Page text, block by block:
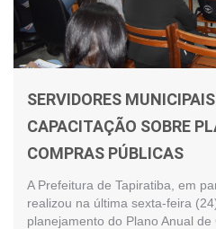
SERVIDORES
CAPACITAÇÃO SOBRE
COMPRAS PÚBLICAS
A Prefeitura de Tapiratiba, em
realizou na última sexta-feira
planejamento do Plano Anual